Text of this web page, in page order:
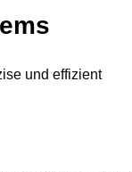
und effizient